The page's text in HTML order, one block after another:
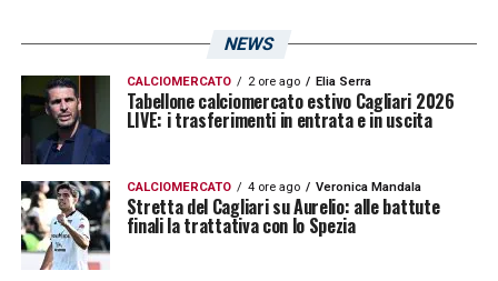
aperti per le corsie
A sinistra resta il solito ballottaggio traNuno
Tavarese
vantaggio per la seconda titolarità
consecutiva. A destra, invece, ci sarà
nuovamente
, che dovrebbe
NEWS
CALCIOMERCATO 2 ore ago Elia Serra
Tabellone calciomercato estivo Cagliari 2026
LIVE: i trasferimenti in entrata e in uscita
CALCIOMERCATO 4 ore ago Veronica Mandala
Stretta del Cagliari su Aurelio: alle battute
finali la trattativa con lo Spezia